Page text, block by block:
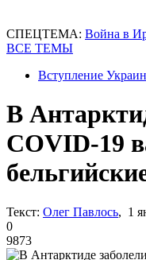
СПЕЦТЕМА: Война в
ВСЕ ТЕМЫ
Вступление
В
COVID-19
Текст: Олег Павлось, 1
0
9873